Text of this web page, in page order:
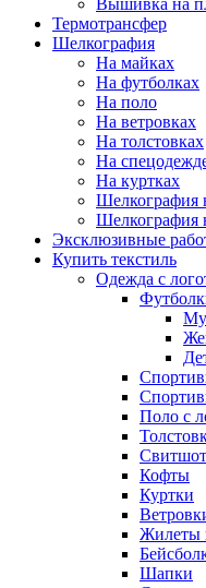
Термотрансфер
Шелкография
На майках
На футболках
На поло
На ветровках
На толстовках
На
На куртках
Шелкография
Шелкография
Эксклюзивные
Купить текстиль
Одежда с
Поло с
Кофты
Куртки
Жилеты
Шапки